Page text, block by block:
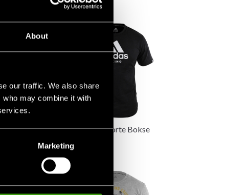
About
our traffic. We also share
may combine it with
Marketing
Topp Dame
Adidas T-skjorte Bokse
Fra 0 SEK